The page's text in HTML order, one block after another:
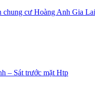
cư Hoàng Anh Gia
– Sát trước mặt Htp